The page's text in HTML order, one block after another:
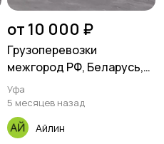
от 10 000 ₽
Грузоперевозки
межгород РФ, Беларусь,
Казахстан
Уфа
5 месяцев назад
Айлин